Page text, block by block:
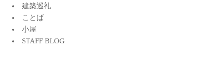
建築巡礼
ことば
小屋
STAFF BLOG